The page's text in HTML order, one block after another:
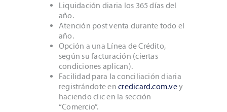
Liquidación diaria los 365 días del
año.
Atención post venta durante todo el
año.
Opción a una Línea de Crédito,
según su facturación (ciertas
condiciones aplican).
Facilidad para la conciliación diaria
registrándote encredicard.com.vey
haciendo clic en la sección
“Comercio”.